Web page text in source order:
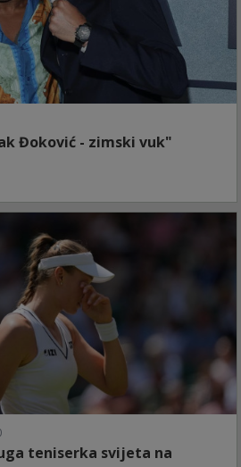
Đoković - zimski vuk"
teniserka svijeta na